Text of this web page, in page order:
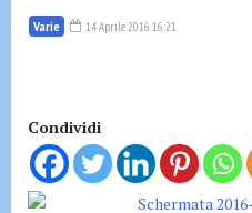
v
i
t
o
n
Varie 14 Aprile 2016 16:21
Condividi